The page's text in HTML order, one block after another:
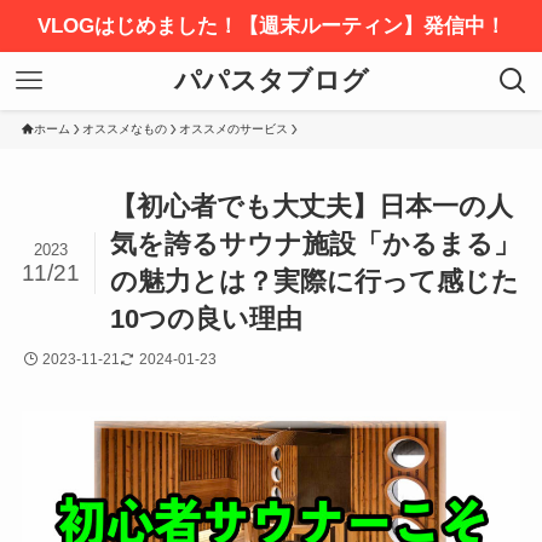
VLOGはじめました！【週末ルーティン】発信中！
パパスタブログ
ホーム オススメなもの オススメのサービス
【初心者でも大丈夫】日本一の人
気を誇るサウナ施設「かるまる」
の魅力とは？実際に行って感じた
10つの良い理由
2023
11/21
2023-11-21 2024-01-23